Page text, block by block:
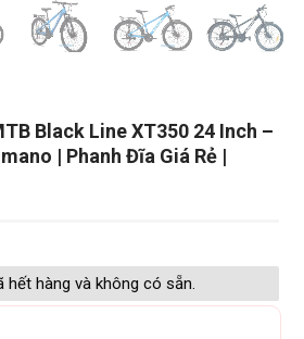
Black Line XT350 24 Inch –
| Phanh Đĩa Giá Rẻ |
hết hàng và không có sẵn.